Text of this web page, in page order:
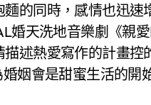
的同時，感情也迅速
天洗地音樂劇《親
述熱愛寫作的計畫
姻會是甜蜜生活的